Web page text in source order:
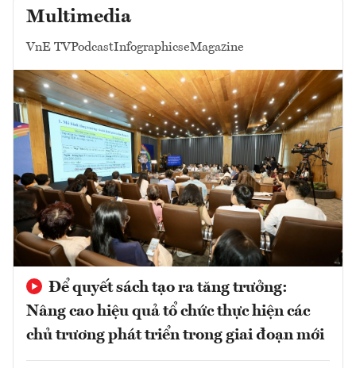
Multimedia
VnE TVPodcastInfographicseMagazine
Để quyết sách tạo ra tăng trưởng:
Nâng cao hiệu quả tổ chức thực hiện các
chủ trương phát triển trong giai đoạn mới